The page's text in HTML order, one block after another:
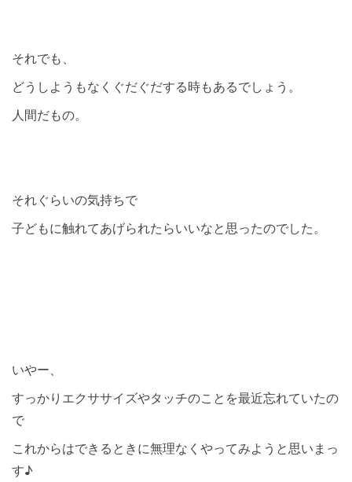
それでも、
どうしようもなくぐだぐだする時もあるでしょう。
人間だもの。
それぐらいの気持ちで
子どもに触れてあげられたらいいなと思ったのでした。
いやー、
すっかりエクササイズやタッチのことを最近忘れていたの
で
これからはできるときに無理なくやってみようと思いまっ
す♪